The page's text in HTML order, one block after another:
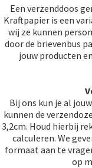
Een verzenddoos
Kraftpapier is een
wij ze kunnen
door de brievenbus
jouw producten
Bij ons kun je al
kunnen de
3,2cm. Houd hierbij
calculeren. We
formaat aan te
op